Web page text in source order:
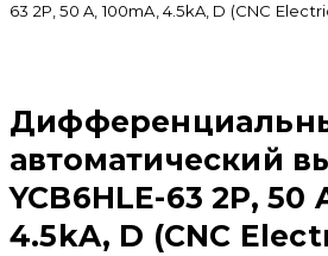
63 2P, 50 A, 100mA, 4.5kA, D (CNC
автоматический
YCB6HLE-63 2P, 50
4.5kA, D (CNC